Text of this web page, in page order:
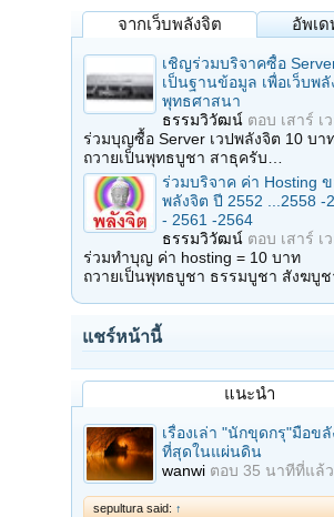
จากเว็บพลังจิต อัพเ
เชิญร่วมบริจาคซื้อ
เป็นฐานข้อมูล เพื่อเว็บพลั
พุทธศาสนา
ธรรมวิวัฒน์ ตอบ เสาร์ เ
ร่วมบุญซื้อ Server เวปพลังจิต 10 บา
ถวายเป็นพุทธบูชา สาธุครับ…
ร่วมบริจาค ค่า Hosting ข
พลังจิต ปี 2552 ...2558 -
- 2561 -2564
ธรรมวิวัฒน์ ตอบ เสาร์ เ
ร่วมทำบุญ ค่า hosting = 10 บาท
ถวายเป็นพุทธบูชา ธรรมบูชา สังฆบู
แชร์หน้านี้
แนะนำ
เรื่องเล่า "นักขุดกรุ"มือขลั
ที่สุดในแผ่นดิน
wanwi ตอบ 35 นาทีที่แล้ว
sepultura said: ↑